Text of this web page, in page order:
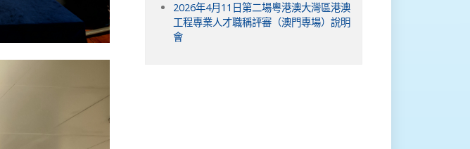
2026年4月11日第二場粵港澳大灣區港澳
工程專業人才職稱評審（澳門專場）說明
會